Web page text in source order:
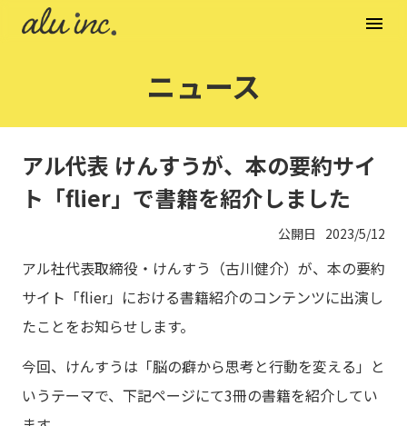
ニュース
アル代表 けんすうが、本の要約サイ
ト「flier」で書籍を紹介しました
公開日 2023/5/12
アル社代表取締役・けんすう（古川健介）が、本の要約
サイト「flier」における書籍紹介のコンテンツに出演し
たことをお知らせします。
今回、けんすうは「脳の癖から思考と行動を変える」と
いうテーマで、下記ページにて3冊の書籍を紹介してい
menu